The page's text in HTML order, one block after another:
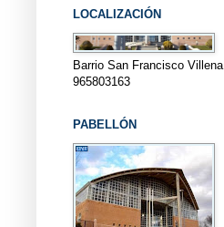
LOCALIZACIÓN
Barrio San Francisco Villena
965803163
PABELLÓN